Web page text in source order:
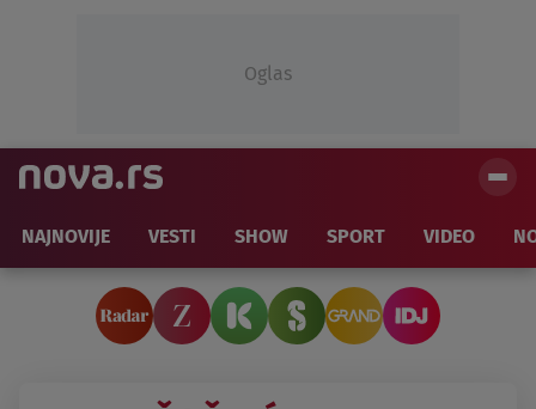
Oglas
NAJNOVIJE VESTI SHOW SPORT VIDEO